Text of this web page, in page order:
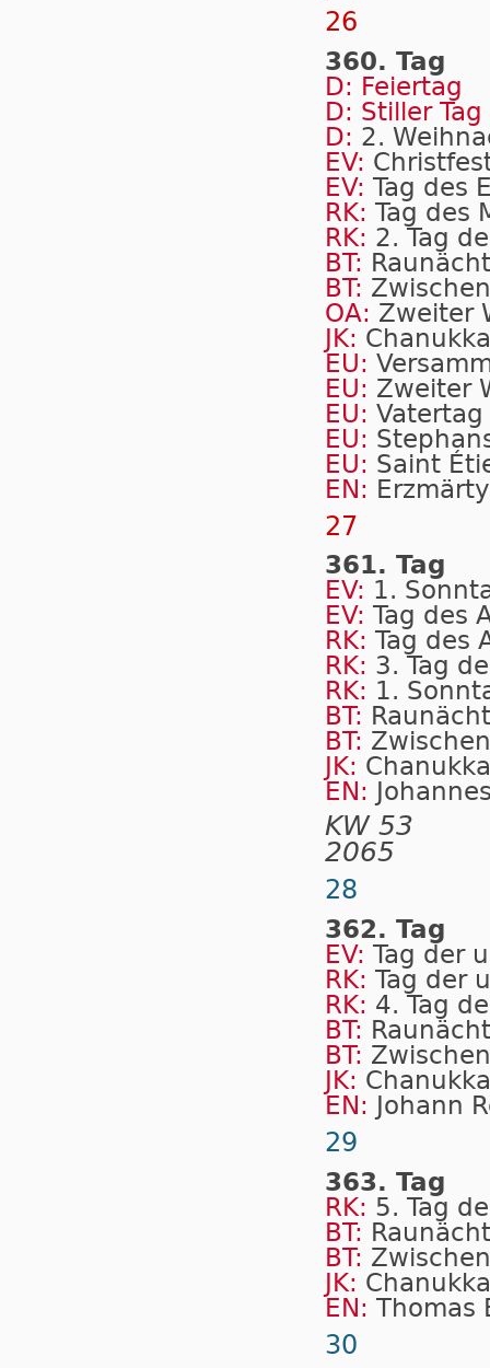
26
360. Tag
D: Feiertag
D: Stiller Tag
D: 2.
EV:
EV: Tag des
RK: Tag des
RK: 2. Tag
BT:
BT:
OA: Zweiter
JK: Chanukka
EU:
EU: Zweiter
EU: Vatertag
EU:
EU: Saint
EN:
27
361. Tag
EV: 1.
EV: Tag des
RK: Tag des
RK: 3. Tag
RK: 1.
BT:
BT:
JK: Chanukka
EN:
KW 53
2065
28
362. Tag
EV: Tag der
RK: Tag der
RK: 4. Tag
BT:
BT:
JK: Chanukka
EN: Johann
29
363. Tag
RK: 5. Tag
BT:
BT:
JK: Chanukka
EN: Thomas
30